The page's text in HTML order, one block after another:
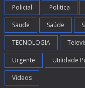
Policial Politica
Saude Saúde
TECNOLOGIA
Urgente Utilidade
Videos